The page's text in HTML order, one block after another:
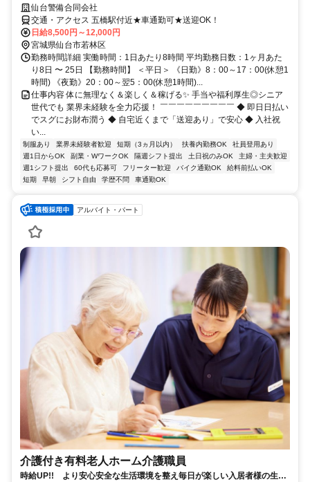
仙台警備合同会社
交通・アクセス 五橋駅付近★車通勤可★送迎OK！
日給8,500円～12,000円
宮城県仙台市若林区
勤務時間詳細 実働時間：1日あたり8時間 平均勤務日数：1ヶ月あた
り8日 〜 25日 【勤務時間】 ＜平日＞ 《日勤》8：00～17：00(休憩1
時間) 《夜勤》20：00～翌5：00(休憩1時間)...
仕事内容 体に無理なく＆楽しく＆稼げる✨ 手当や福利厚生◎シニア
世代でも 業界未経験を全力応援！ ￣￣￣￣￣￣￣￣￣ ◆ 即日日払い
でスグにお財布潤う ◆ 自宅近くまで「送迎あり」で安心 ◆ 入社祝
い...
制服あり 業界未経験者歓迎 短期（3ヵ月以内） 扶養内勤務OK
社員登用あり
週1日からOK
副業・WワークOK 隔週シフト提出 土日祝のみOK
主婦・主夫歓迎
週1シフト提出
60代も応募可 フリーター歓迎 バイク通勤OK
給料前払いOK
短期
早朝 シフト自由 学歴不問 車通勤OK
アルバイト・パート
介護付き有料老人ホーム介護職員
時給UP!! より安心安全な生活環境を整え毎日が楽しい入居者様の生活